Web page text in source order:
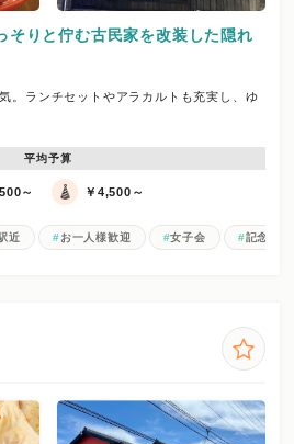
そりと佇む古民家を改装した隠れ
。ランチセットやアラカルトも充実し、ゆ
平均予算
～ ￥4,500～
近 お一人様歓迎 女子会 記念日